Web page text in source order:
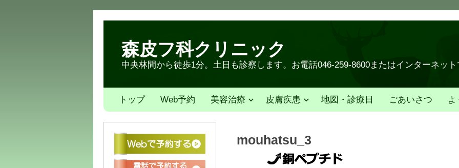
森皮フ科クリニック
中央林間から徒歩1分。土日も診察します。お電話046-259-8600またはインターネッ
トップ Web予約 美容治療 皮膚疾患 地図・診療日 ごあいさつ よ
mouhatsu_3